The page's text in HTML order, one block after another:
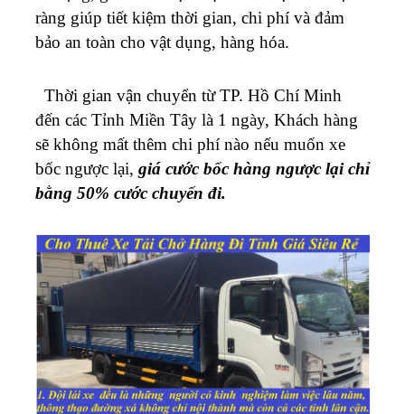
ràng giúp tiết kiệm thời gian, chi phí và đảm
bảo an toàn cho vật dụng, hàng hóa.
Thời gian vận chuyển từTP. Hồ Chí Minh
đến các Tỉnh Miền Tây là 1 ngày, Khách hàng
sẽ không mất thêm chi phí nào nếu muốn xe
bốc ngược lại, giá cước bốc hàng ngược lại chỉ
bằng 50% cước chuyến đi.